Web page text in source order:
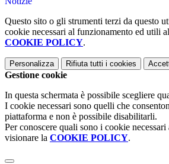
Questo sito o gli strumenti terzi da questo
cookie necessari al funzionamento ed utili
COOKIE POLICY.
Personalizza Rifiuta tutti i cookies
Gestione cookie
In questa schermata è possibile scegliere
I cookie necessari sono quelli che
piattaforma e non è possibile disabilitarli.
Per conoscere quali sono i cookie
visionare la COOKIE POLICY.